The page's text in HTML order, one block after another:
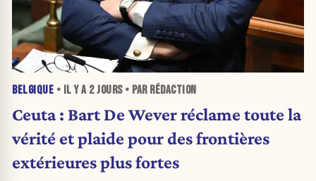
BELGIQUE • IL Y A 2 JOURS• PAR RÉDACTION
Ceuta : Bart De Wever réclame toute la
vérité et plaide pour des frontières
extérieures plus fortes